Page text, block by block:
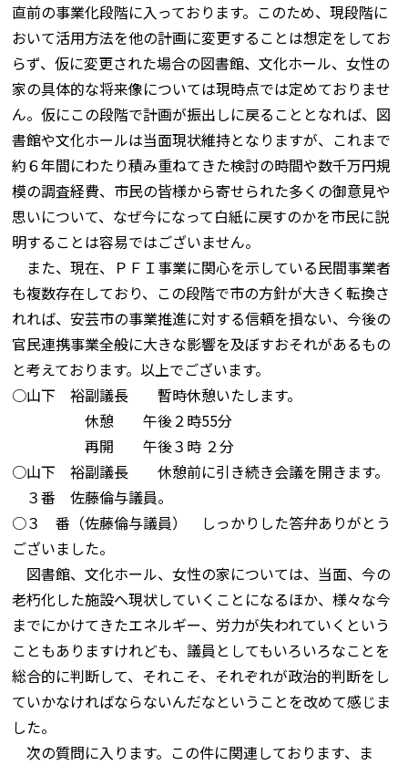
直前の事業化段階に入っております。このため、現段階に
おいて活用方法を他の計画に変更することは想定をしてお
らず、仮に変更された場合の図書館、文化ホール、女性の
家の具体的な将来像については現時点では定めておりませ
ん。仮にこの段階で計画が振出しに戻ることとなれば、図
書館や文化ホールは当面現状維持となりますが、これまで
約６年間にわたり積み重ねてきた検討の時間や数千万円規
模の調査経費、市民の皆様から寄せられた多くの御意見や
思いについて、なぜ今になって白紙に戻すのかを市民に説
明することは容易ではございません。
また、現在、ＰＦＩ事業に関心を示している民間事業者
も複数存在しており、この段階で市の方針が大きく転換さ
れれば、安芸市の事業推進に対する信頼を損ない、今後の
官民連携事業全般に大きな影響を及ぼすおそれがあるもの
と考えております。以上でございます。
○山下 裕副議長 暫時休憩いたします。
休憩 午後２時55分
再開 午後３時 ２分
○山下 裕副議長 休憩前に引き続き会議を開きます。
３番 佐藤倫与議員。
○３ 番（佐藤倫与議員） しっかりした答弁ありがとう
ございました。
図書館、文化ホール、女性の家については、当面、今の
老朽化した施設へ現状していくことになるほか、様々な今
までにかけてきたエネルギー、労力が失われていくという
こともありますけれども、議員としてもいろいろなことを
総合的に判断して、それこそ、それぞれが政治的判断をし
ていかなければならないんだなということを改めて感じま
した。
次の質問に入ります。この件に関連しております、ま